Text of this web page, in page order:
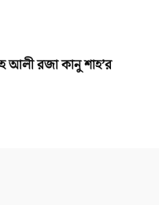
আলী রজা কানু শাহ’র